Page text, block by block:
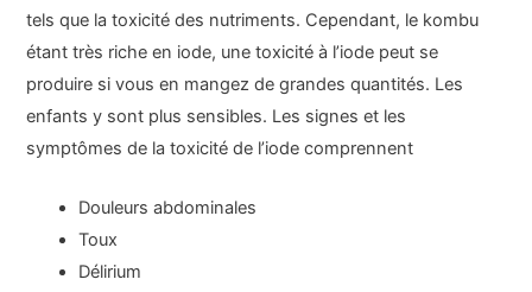
tels que la toxicité des nutriments. Cependant, le kombu
étant très riche en iode, une toxicité à l’iode peut se
produire si vous en mangez de grandes quantités. Les
enfants y sont plus sensibles. Les signes et les
symptômes de la toxicité de l’iode comprennent
Douleurs abdominales
Toux
Délirium